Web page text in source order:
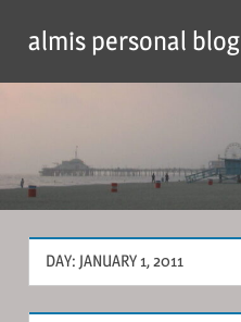
content
almis personal blog
DAY: JANUARY 1, 2011